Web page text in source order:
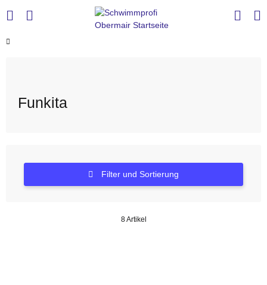
Funkita
Filter und Sortierung
8 Artikel